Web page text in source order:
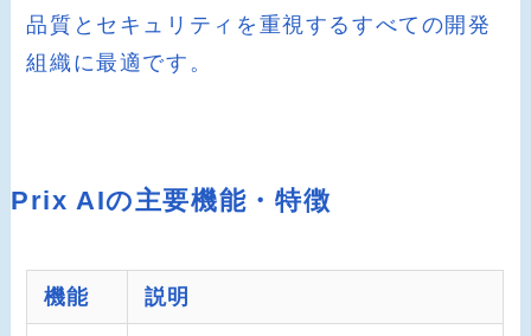
品質とセキュリティを重視するすべての開発
組織に最適です。
Prix AIの主要機能・特徴
機能 説明